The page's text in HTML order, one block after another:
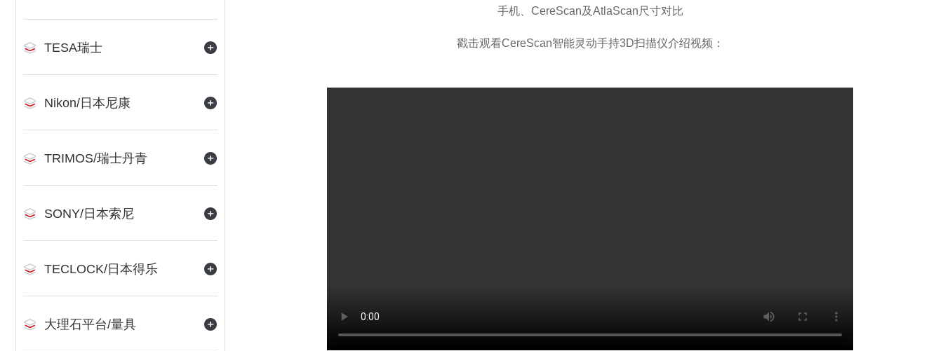
TESA瑞士
Nikon/日本尼康
TRIMOS/瑞士丹青
SONY/日本索尼
TECLOCK/日本得乐
大理石平台/量具
手机、CereScan及AtlaScan尺寸对比
戳击观看CereScan智能灵动手持3D扫描仪介绍视频：